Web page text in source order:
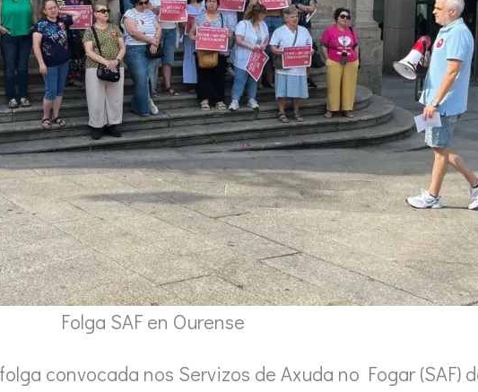
Folga SAF en Ourense
convocada nos Servizos de Axuda no Fogar (SAF)